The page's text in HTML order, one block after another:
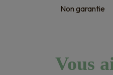
Non garantie
Vous